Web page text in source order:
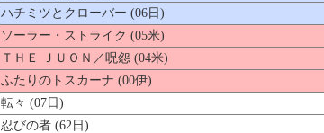
ハチミツとクローバー (06日)
ソーラー・ストライク (05米)
ＴＨＥ ＪＵＯＮ／呪怨 (04米)
ふたりのトスカーナ (00伊)
転々 (07日)
忍びの者 (62日)